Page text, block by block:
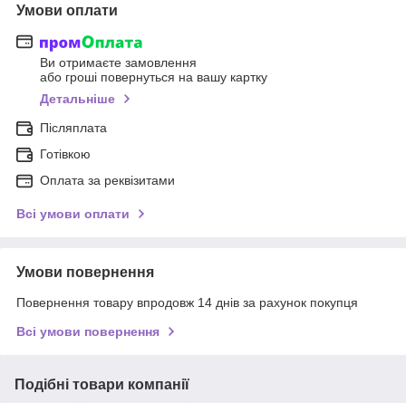
Умови оплати
Ви отримаєте замовлення
або гроші повернуться на вашу картку
Детальніше
Післяплата
Готівкою
Оплата за реквізитами
Всі умови оплати
Умови повернення
Повернення товару впродовж 14 днів за рахунок покупця
Всі умови повернення
Подібні товари компанії